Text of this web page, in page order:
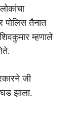
पोलिस तैनात
म्हणाले
जी
झाला.